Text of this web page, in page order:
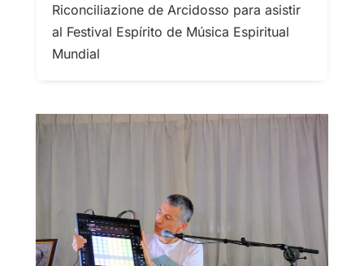
Riconciliazione de Arcidosso para asistir
al Festival Espírito de Música Espiritual
Mundial